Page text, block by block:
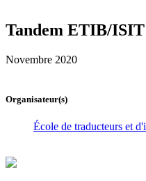
Tandem ETIB/ISIT
Novembre 2020
Organisateur(s)
École de traducteurs et